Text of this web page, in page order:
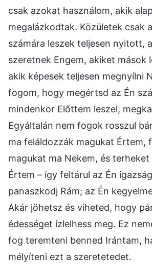
csak azokat használom, akik
megalázkodtak. Közületek csak
számára leszek teljesen nyitott,
szeretnek Engem, akiket mások
akik képesek teljesen megnyílni
fogom, hogy megértsd az Én
mindenkor Előttem leszel,
Egyáltalán nem fogok rosszul
ma feláldozzák magukat Értem,
magukat ma Nekem, és terheket
Értem – így feltárul az Én
panaszkodj Rám; az Én
Akár jöhetsz és viheted, hogy
édességet ízlelhess meg. Ez
fog teremteni benned Irántam,
mélyíteni ezt a szeretetedet.